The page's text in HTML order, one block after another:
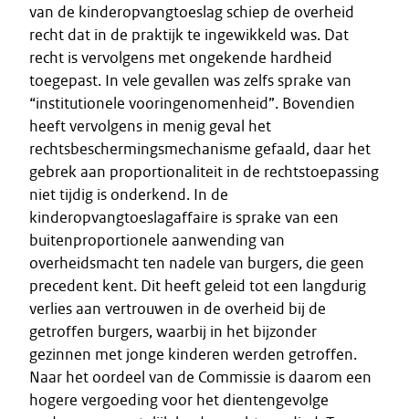
van de kinderopvangtoeslag schiep de overheid
recht dat in de praktijk te ingewikkeld was. Dat
recht is vervolgens met ongekende hardheid
toegepast. In vele gevallen was zelfs sprake van
“institutionele vooringenomenheid”. Bovendien
heeft vervolgens in menig geval het
rechtsbeschermingsmechanisme gefaald, daar het
gebrek aan proportionaliteit in de rechtstoepassing
niet tijdig is onderkend. In de
kinderopvangtoeslagaffaire is sprake van een
buitenproportionele aanwending van
overheidsmacht ten nadele van burgers, die geen
precedent kent. Dit heeft geleid tot een langdurig
verlies aan vertrouwen in de overheid bij de
getroffen burgers, waarbij in het bijzonder
gezinnen met jonge kinderen werden getroffen.
Naar het oordeel van de Commissie is daarom een
hogere vergoeding voor het dientengevolge